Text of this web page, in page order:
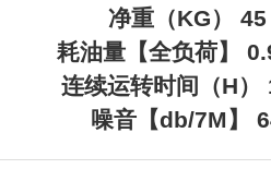
净重（KG） 45
耗油量【全负荷】
连续运转时间（H）
噪音【db/7M】